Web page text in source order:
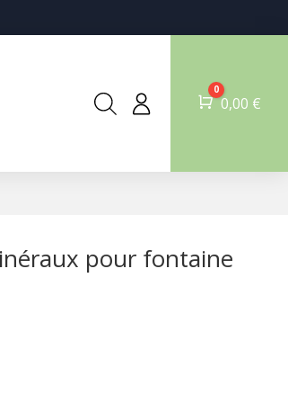
Panier
0
0,00 €
pour fontaine